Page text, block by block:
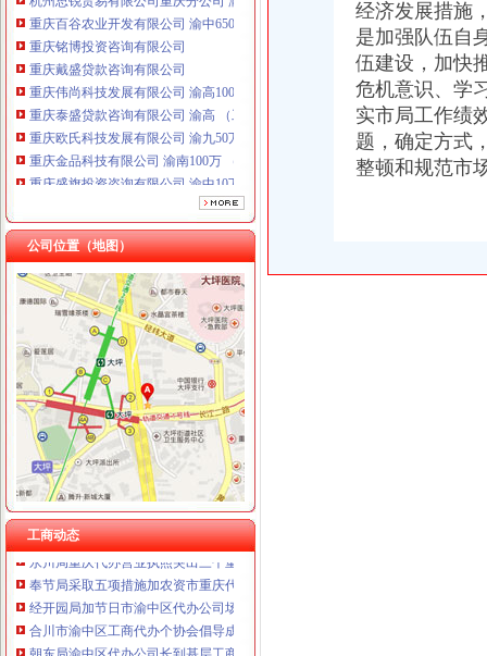
重庆百谷农业开发有限公司 渝中650万 （注册）
重庆铭博投资咨询有限公司
重庆戴盛贷款咨询有限公司
重庆伟尚科技发展有限公司 渝高100万 （工商注册）
重庆泰盛贷款咨询有限公司 渝高 （工商注册）
重庆欧氏科技发展有限公司 渝九50万 （进出口权）
重庆金品科技有限公司 渝南100万 （进出口权）
重庆盛旗投资咨询有限公司 渝中10万 （工商注册）
上海兆妩贸易有限公司重庆时代广场分公司 渝中 （工商注册）
杭州思锐贸易有限公司重庆分公司 渝中 （工商注册）
重庆百谷农业开发有限公司 渝中650万 （注册）
公司位置（地图）
工商动态
工商动态
渝中局渝中区代办公司三项措施作好洪崖洞片区工商登记服务
长寿区个协积开展五项服务提升协会凝聚力
潼南局重庆代办营业执照立足三点化风廉正建设
大渡口局渝中区代办公司六条措施创建节约型机关
渝北局重庆代办公司工商登记窗口获区行政大厅综合考核第一名
市局选送的渝中区工商代办小品《除夕之》在全市纪检监察春节联欢会上获三等
永川局重庆代办营业执照突出三个重点配合财政启用新版票据
奉节局采取五项措施加农资市重庆代办公司场管理
经开园局加节日市渝中区代办公司场监管
合川市渝中区工商代办个协会倡导成立贫困救助基金会
朝东局渝中区代办公司长到基层工商所问干部职工
经济发展措施
是加强队伍自
伍建设，加快
危机意识、学
实市局工作绩
题，确定方式
整顿和规范市